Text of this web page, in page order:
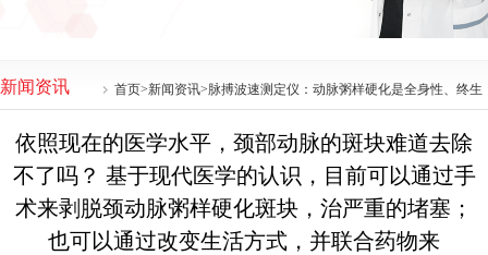
新闻资讯 首页>新闻资讯>脉搏波速测定仪：动脉粥样硬化是全身性、终生
依照现在的医学水平，颈部动脉的斑块难道去除
不了吗？ 基于现代医学的认识，目前可以通过手
术来剥脱颈动脉粥样硬化斑块，治严重的堵塞；
也可以通过改变生活方式，并联合药物来